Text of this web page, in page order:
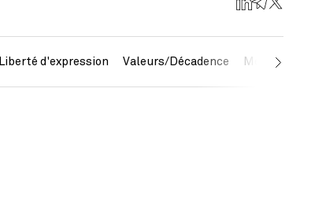
Liberté d'expression Valeurs/Décadence Métaux